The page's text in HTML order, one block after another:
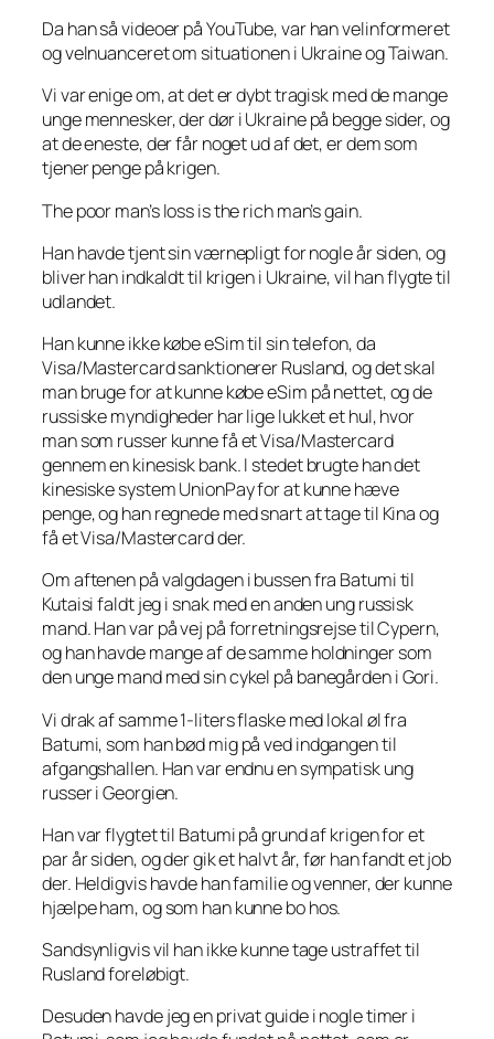
Da han så videoer på YouTube, var han velinformeret
og velnuanceret om situationen i Ukraine og Taiwan.
Vi var enige om, at det er dybt tragisk med de mange
unge mennesker, der dør i Ukraine på begge sider, og
at de eneste, der får noget ud af det, er dem som
tjener penge på krigen.
The poor man’s loss is the rich man’s gain.
Han havde tjent sin værnepligt for nogle år siden, og
bliver han indkaldt til krigen i Ukraine, vil han flygte til
udlandet.
Han kunne ikke købe eSim til sin telefon, da
Visa/Mastercard sanktionerer Rusland, og det skal
man bruge for at kunne købe eSim på nettet, og de
russiske myndigheder har lige lukket et hul, hvor
man som russer kunne få et Visa/Mastercard
gennem en kinesisk bank. I stedet brugte han det
kinesiske system UnionPay for at kunne hæve
penge, og han regnede med snart at tage til Kina og
få et Visa/Mastercard der.
Om aftenen på valgdagen i bussen fra Batumi til
Kutaisi faldt jeg i snak med en anden ung russisk
mand. Han var på vej på forretningsrejse til Cypern,
og han havde mange af de samme holdninger som
den unge mand med sin cykel på banegården i Gori.
Vi drak af samme 1-liters flaske med lokal øl fra
Batumi, som han bød mig på ved indgangen til
afgangshallen. Han var endnu en sympatisk ung
russer i Georgien.
Han var flygtet til Batumi på grund af krigen for et
par år siden, og der gik et halvt år, før han fandt et job
der. Heldigvis havde han familie og venner, der kunne
hjælpe ham, og som han kunne bo hos.
Sandsynligvis vil han ikke kunne tage ustraffet til
Rusland foreløbigt.
Desuden havde jeg en privat guide i nogle timer i